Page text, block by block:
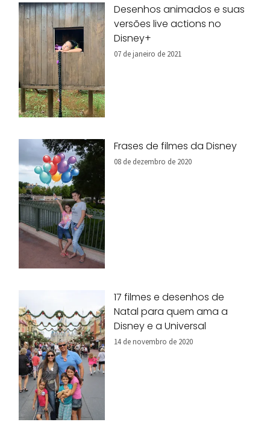
Desenhos animados e suas
versões live actions no
Disney+
07 de janeiro de 2021
Frases de filmes da Disney
08 de dezembro de 2020
17 filmes e desenhos de
Natal para quem ama a
Disney e a Universal
14 de novembro de 2020